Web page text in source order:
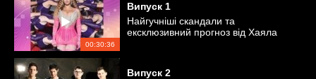
00:30:36
Випуск 1
Найгучніші скандали та
ексклюзивний прогноз від Хаяла
Випуск 2